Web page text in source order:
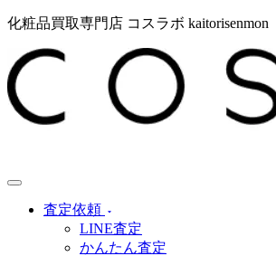
化粧品買取専門店 コスラボ kaitorisenmon
査定依頼
LINE査定
かんたん査定